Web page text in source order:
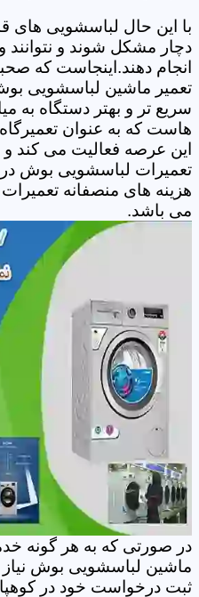
با این حال لباسشویی های
دچار مشکل شوند و نتوانند
انجام دهند.اینجاست که
تعمیر ماشین لباسشویی
سریع تر و بهتر دستگاه به
هاست که به عنوان
این عرصه فعالیت می کند
تعمیرات لباسشویی بوش در
هزینه های منصفانه
می باشد.
در صورتی که به هر گونه
ماشین لباسشویی بوش نیاز
ثبت درخواست خود در